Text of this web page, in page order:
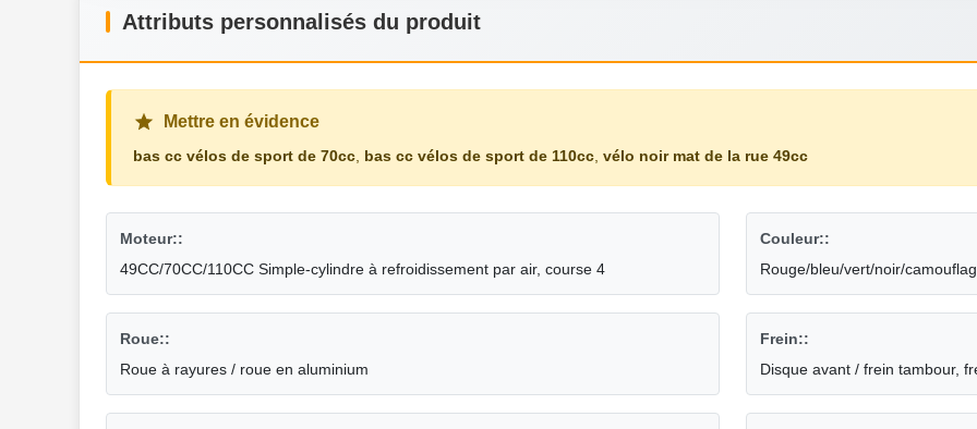
Attributs personnalisés du produit
Mettre en évidence
bas cc vélos de sport de 70cc, bas cc vélos de sport de 110cc, vélo noir mat de la rue 49cc
Moteur::
49CC/70CC/110CC Simple-cylindre à refroidissement par air, course 4
Couleur::
Rouge/bleu/vert/noir/
Roue::
Roue à rayures / roue en aluminium
Frein::
Disque avant / frein tambour,